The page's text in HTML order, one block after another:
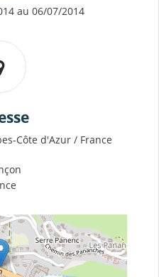
au 06/07/2014
Côte d'Azur / France